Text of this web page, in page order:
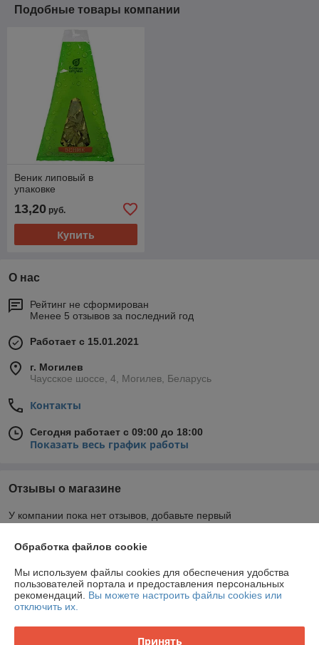
Подобные товары компании
Веник липовый в
упаковке
13,20 руб.
Купить
О нас
Рейтинг не сформирован
Менее 5 отзывов за последний год
Работает с 15.01.2021
г. Могилев
Чаусское шоссе, 4, Могилев, Беларусь
Контакты
Сегодня работает с 09:00 до 18:00
Показать весь график работы
Отзывы о магазине
У компании пока нет отзывов, добавьте первый
Контакты
Доставка и оплата
Обработка файлов cookie
Мы используем файлы cookies для обеспечения удобства
пользователей портала и предоставления персональных
рекомендаций. Вы можете настроить файлы cookies или
отключить их.
Принять